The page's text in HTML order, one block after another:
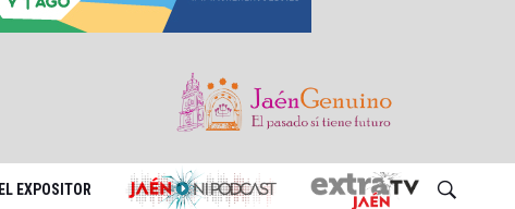
EL EXPOSITOR